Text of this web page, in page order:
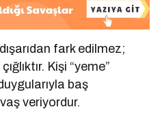
fark edilmez;
Kişi “yeme”
baş
veriyordur.